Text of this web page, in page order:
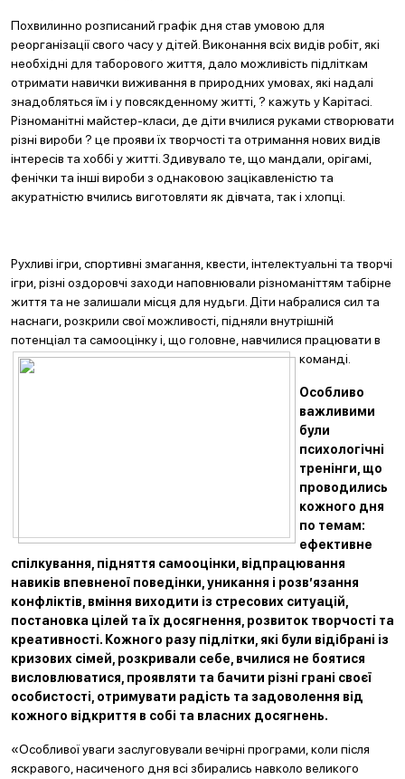
Похвилинно розписаний графік дня став умовою для
реорганізації свого часу у дітей. Виконання всіх видів робіт, які
необхідні для таборового життя, дало можливість підліткам
отримати навички виживання в природних умовах, які надалі
знадобляться їм і у повсякденному житті, ? кажуть у Карітасі.
Різноманітні майстер-класи, де діти вчилися руками створювати
різні вироби ? це прояви їх творчості та отримання нових видів
інтересів та хоббі у житті. Здивувало те, що мандали, орігамі,
фенічки та інші вироби з однаковою зацікавленістю та
акуратністю вчились виготовляти як дівчата, так і хлопці.
Рухливі ігри, спортивні змагання, квести, інтелектуальні та творчі
ігри, різні оздоровчі заходи наповнювали різноманіттям табірне
життя та не залишали місця для нудьги. Діти набралися сил та
наснаги, розкрили свої можливості, підняли внутрішній
потенціал та самооцінку і, що головне, навчилися працювати в
команді.
Особливо
важливими
були
психологічні
тренінги, що
проводились
кожного дня
по темам:
ефективне
спілкування, підняття самооцінки, відпрацювання
навиків впевненої поведінки, уникання і розв’язання
конфліктів, вміння виходити із стресових ситуацій,
постановка цілей та їх досягнення, розвиток творчості та
креативності. Кожного разу підлітки, які були відібрані із
кризових сімей, розкривали себе, вчилися не боятися
висловлюватися, проявляти та бачити різні грані своєї
особистості, отримувати радість та задоволення від
кожного відкриття в собі та власних досягнень.
«Особливої уваги заслуговували вечірні програми, коли після
яскравого, насиченого дня всі збирались навколо великого